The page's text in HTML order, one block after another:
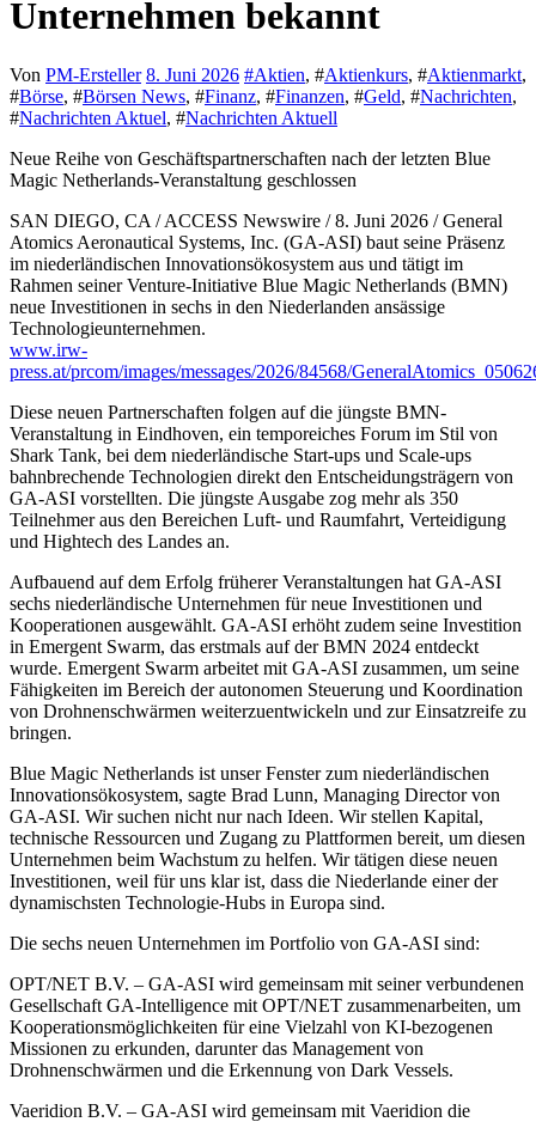
Unternehmen bekannt
Von PM-Ersteller 8. Juni 2026 #Aktien, #Aktienkurs, #Aktienmarkt,
#Börse, #Börsen News, #Finanz, #Finanzen, #Geld, #Nachrichten,
#Nachrichten Aktuel, #Nachrichten Aktuell
Neue Reihe von Geschäftspartnerschaften nach der letzten Blue
Magic Netherlands-Veranstaltung geschlossen
SAN DIEGO, CA / ACCESS Newswire / 8. Juni 2026 / General
Atomics Aeronautical Systems, Inc. (GA-ASI) baut seine Präsenz
im niederländischen Innovationsökosystem aus und tätigt im
Rahmen seiner Venture-Initiative Blue Magic Netherlands (BMN)
neue Investitionen in sechs in den Niederlanden ansässige
Technologieunternehmen.
www.irw-
press.at/prcom/images/messages/2026/84568/
Diese neuen Partnerschaften folgen auf die jüngste BMN-
Veranstaltung in Eindhoven, ein temporeiches Forum im Stil von
Shark Tank, bei dem niederländische Start-ups und Scale-ups
bahnbrechende Technologien direkt den Entscheidungsträgern von
GA-ASI vorstellten. Die jüngste Ausgabe zog mehr als 350
Teilnehmer aus den Bereichen Luft- und Raumfahrt, Verteidigung
und Hightech des Landes an.
Aufbauend auf dem Erfolg früherer Veranstaltungen hat GA-ASI
sechs niederländische Unternehmen für neue Investitionen und
Kooperationen ausgewählt. GA-ASI erhöht zudem seine Investition
in Emergent Swarm, das erstmals auf der BMN 2024 entdeckt
wurde. Emergent Swarm arbeitet mit GA-ASI zusammen, um seine
Fähigkeiten im Bereich der autonomen Steuerung und Koordination
von Drohnenschwärmen weiterzuentwickeln und zur Einsatzreife zu
bringen.
Blue Magic Netherlands ist unser Fenster zum niederländischen
Innovationsökosystem, sagte Brad Lunn, Managing Director von
GA-ASI. Wir suchen nicht nur nach Ideen. Wir stellen Kapital,
technische Ressourcen und Zugang zu Plattformen bereit, um diesen
Unternehmen beim Wachstum zu helfen. Wir tätigen diese neuen
Investitionen, weil für uns klar ist, dass die Niederlande einer der
dynamischsten Technologie-Hubs in Europa sind.
Die sechs neuen Unternehmen im Portfolio von GA-ASI sind:
OPT/NET B.V. – GA-ASI wird gemeinsam mit seiner verbundenen
Gesellschaft GA-Intelligence mit OPT/NET zusammenarbeiten, um
Kooperationsmöglichkeiten für eine Vielzahl von KI-bezogenen
Missionen zu erkunden, darunter das Management von
Drohnenschwärmen und die Erkennung von Dark Vessels.
Vaeridion B.V. – GA-ASI wird gemeinsam mit Vaeridion die